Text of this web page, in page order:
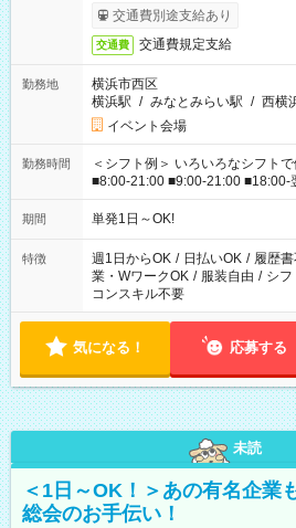
交通費別途支給あり
交通費 交通費規定支給
勤務地
横浜市西区
横浜駅 / みなとみらい駅 / 西横
イベント会場
勤務時間
＜シフト例＞ いろいろなシフト
■8:00-21:00 ■9:00-21:00
期間 単発1日～OK!
特徴 週1日からOK / 日払いOK / 履歴
業・WワークOK / 服装自由 / シフ
コンスキル不要
気になる！ 応募する
未読
＜1日～OK！＞あの有名企業
総会のお手伝い！